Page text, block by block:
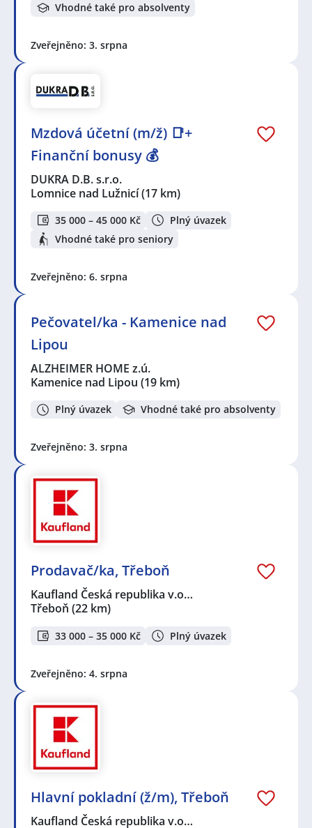
Vhodné také pro absolventy
Zveřejněno: 3. srpna
Mzdová účetní (m/ž) 📑+
Finanční bonusy 💰
DUKRA D.B. s.r.o.
Lomnice nad Lužnicí(17 km)
35 000 – 45 000 Kč
Plný úvazek
Vhodné také pro seniory
Zveřejněno: 6. srpna
Pečovatel/ka - Kamenice nad
Lipou
ALZHEIMER HOME z.ú.
Kamenice nad Lipou (19 km)
Plný úvazek Vhodné také pro absolventy
Zveřejněno: 3. srpna
Prodavač/ka, Třeboň
Kaufland Česká republika v.o…
Třeboň (22 km)
33 000 – 35 000 Kč Plný úvazek
Zveřejněno: 4. srpna
Hlavní pokladní (ž/m), Třeboň
Kaufland Česká republika v.o…